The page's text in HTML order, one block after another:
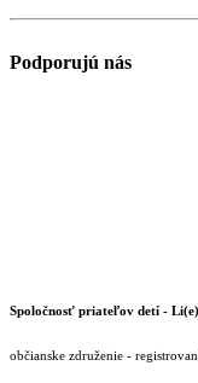
Podporujú nás
Spoločnosť priateľov detí -
občianske združenie -